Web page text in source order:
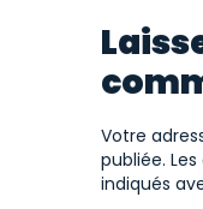
Votre
publiée.
indiqués